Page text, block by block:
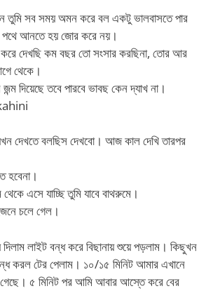
তুমি সব সময় অমন করে বল একটু ভালবাসতে পার
পথে আনতে হয় জোর করে নয়।
দেখছি কম বছর তো সংসার করছিনা, তোর আর
থেকে।
দিয়েছে তবে পারবে ভাবছ কেন দ্যাখ না।
দেখতে বলছিস দেখবো। আজ কাল দেখি তারপর
হবেনা।
এসে যাচ্ছি তুমি যাবে বাথরুমে।
চলে গেল।
লাইট বন্ধ করে বিছানায় শুয়ে পড়লাম। কিছুখন
করল টের পেলাম। ১০/১৫ মিনিট আমার এখানে
৫ মিনিট পর আমি আবার আস্তে করে বের